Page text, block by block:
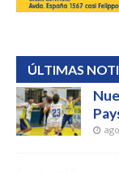
ÚLTIMAS